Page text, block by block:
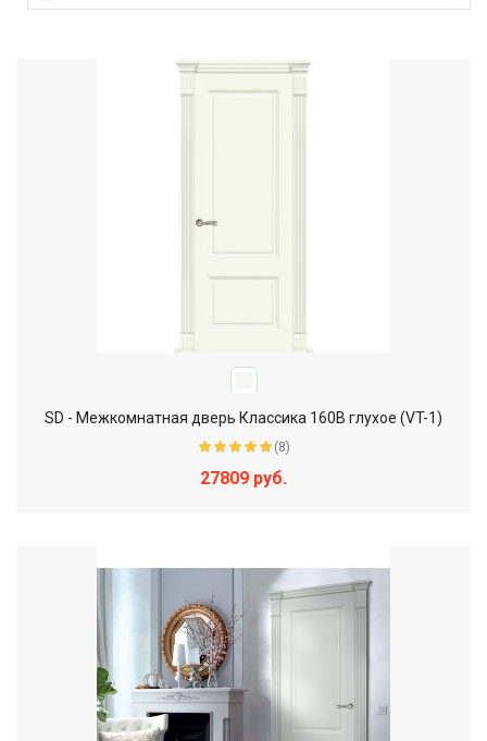
SD - Межкомнатная дверь Классика 160В глухое (VT-1)
(8)
27809 руб.